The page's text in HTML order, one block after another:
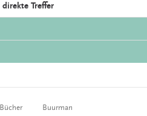
direkte Treffer
Bücher Buurman